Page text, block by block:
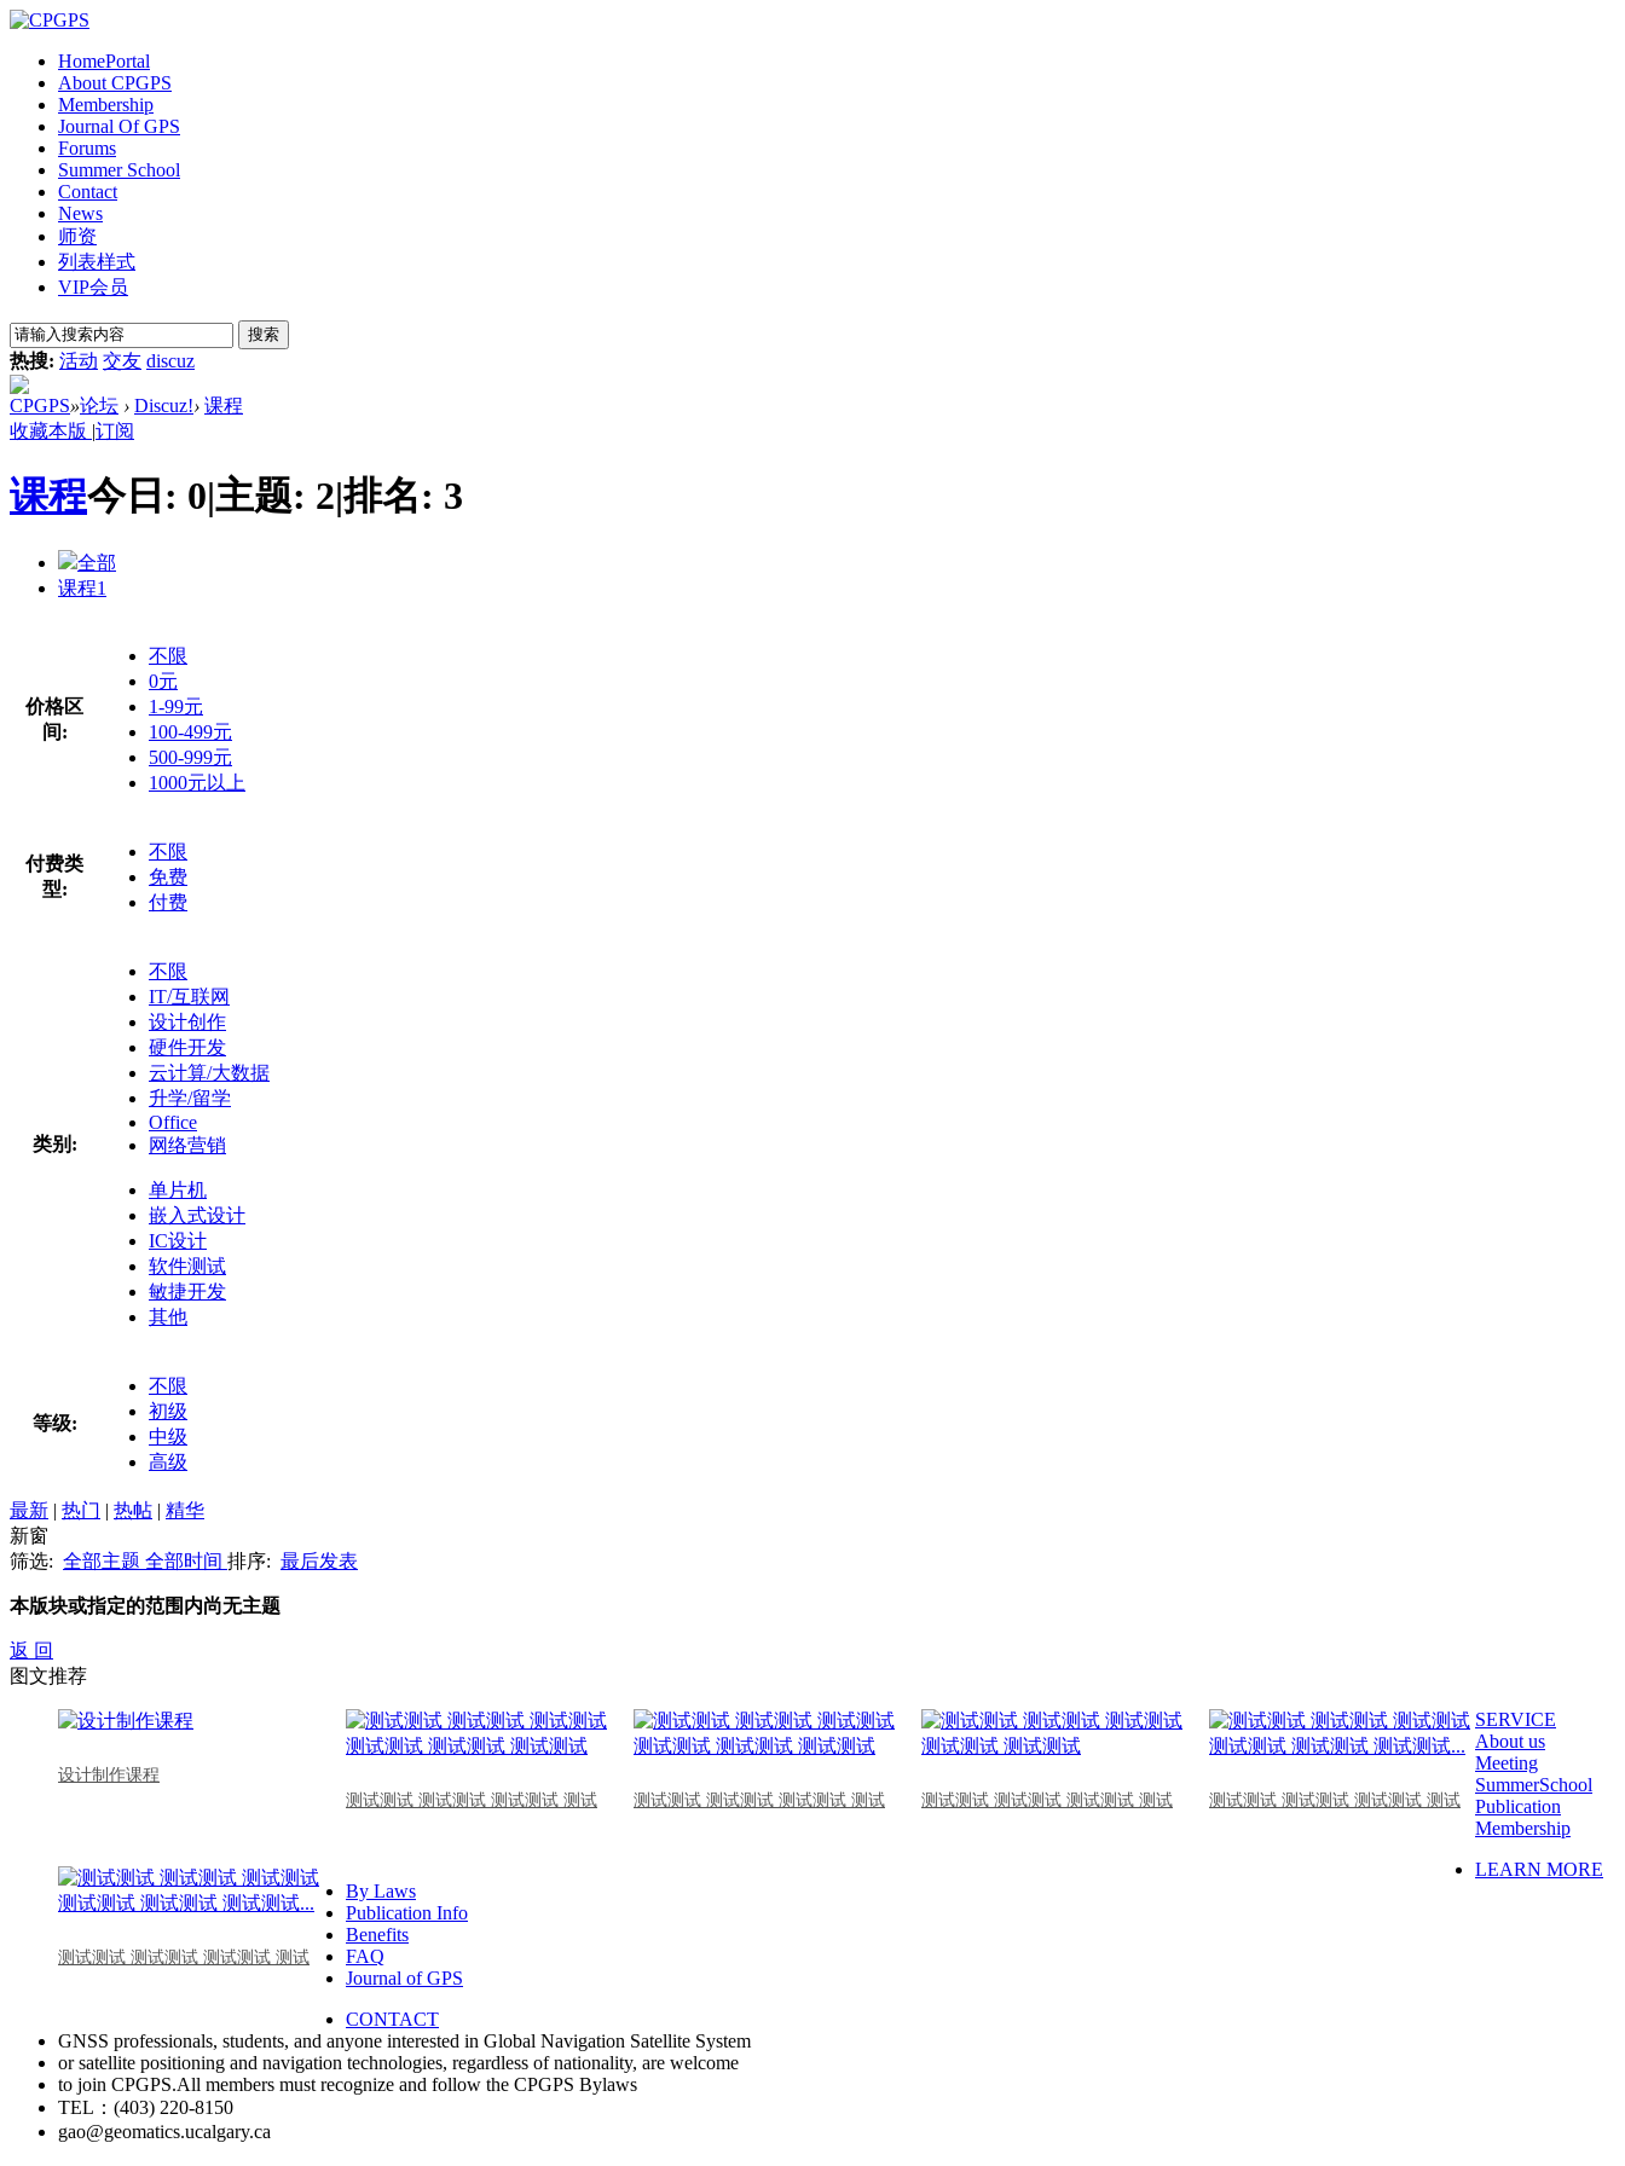
HomePortal
About CPGPS
Membership
Journal Of GPS
Forums
Summer School
Contact
News
师资
列表样式
VIP会员
搜索
热搜: 活动 交友 discuz
CPGPS»论坛 › Discuz!› 课程
收藏本版 |订阅
课程今日: 0|主题: 2|排名: 3
全部
课程1
价格区
间:
不限
0元
1-99元
100-499元
500-999元
1000元以上
付费类
型:
不限
免费
付费
类别:
不限
IT/互联网
设计创作
硬件开发
云计算/大数据
升学/留学
Office
网络营销
单片机
嵌入式设计
IC设计
软件测试
敏捷开发
其他
等级:
不限
初级
中级
高级
最新 | 热门 | 热帖 | 精华
新窗
筛选: 全部主题 全部时间 排序: 最后发表
本版块或指定的范围内尚无主题
返 回
图文推荐
设计制作课程
测试测试 测试测试 测试测试 测试
测试测试 测试测试 测试测试 测试 测试测试 测试测试 测试测试 测试 测试测试 测试测试 测试测试 测试
测试测试 测试测试 测试测试 测试
SERVICE
About us
Meeting
SummerSchool
Publication
Membership
LEARN MORE
By Laws
Publication Info
Benefits
FAQ
Journal of GPS
CONTACT
GNSS professionals, students, and anyone interested in Global Navigation Satellite System
or satellite positioning and navigation technologies, regardless of nationality, are welcome
to join CPGPS.All members must recognize and follow the CPGPS Bylaws
TEL：(403) 220-8150
gao@geomatics.ucalgary.ca